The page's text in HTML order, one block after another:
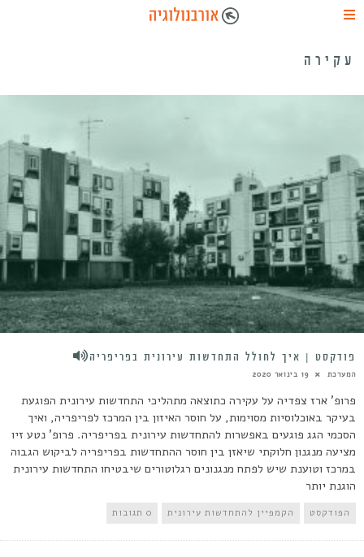
עקירה
פודקסט | איך לחולל התחדשות עירונית בפריפריה
המערכת 19 בינואר 2020
פרופ' ארז צפדיה על עקירה כתוצאה מתהליכי התחדשות עירונית הפוגעת
בעיקר באוכלוסיות מסוימות, על חוסר האיזון בין המרכז לפריפריה, ואיך
הסכמי הגג פוגעים באפשרות להתחדשות עירונית בפריפריה. פרופ' נטע זיו
מציעה מנגנון חלוקתי שיאזן בין חוסר ההתחדשות בפריפריה לביקוש הגבוה
במרכז וטוענת שיש לפתח מנגנונים רגלוטורים שיבטיחו התחדשות עירונית
הוגנת יותר
הפודקסט הקמפיין להתחדשות עירונית 0 תגובות